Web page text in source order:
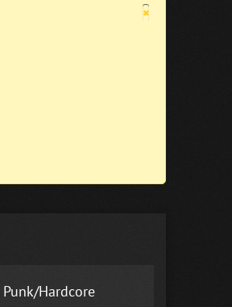
×
Punk/Hardcore